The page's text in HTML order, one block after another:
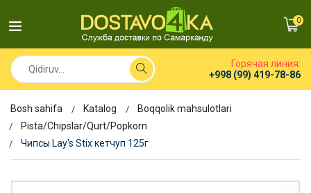
0
Горячая линия:
+998 (99) 419-78-86
Bosh sahifa Katalog
Boqqolik mahsulotlari
Pista/Chipslar/Qurt/Popkorn
Чипсы Lay's Stix кетчуп 125г